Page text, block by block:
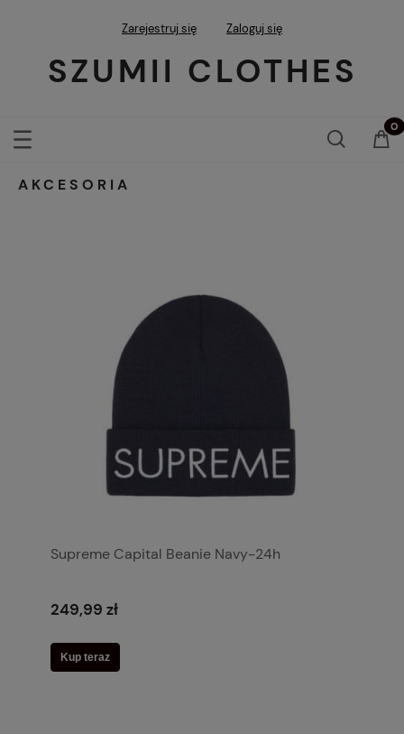
Zarejestruj się Zaloguj się
SZUMII CLOTHES
AKCESORIA
Supreme Capital Beanie Navy-24h
249,99 zł
Kup teraz